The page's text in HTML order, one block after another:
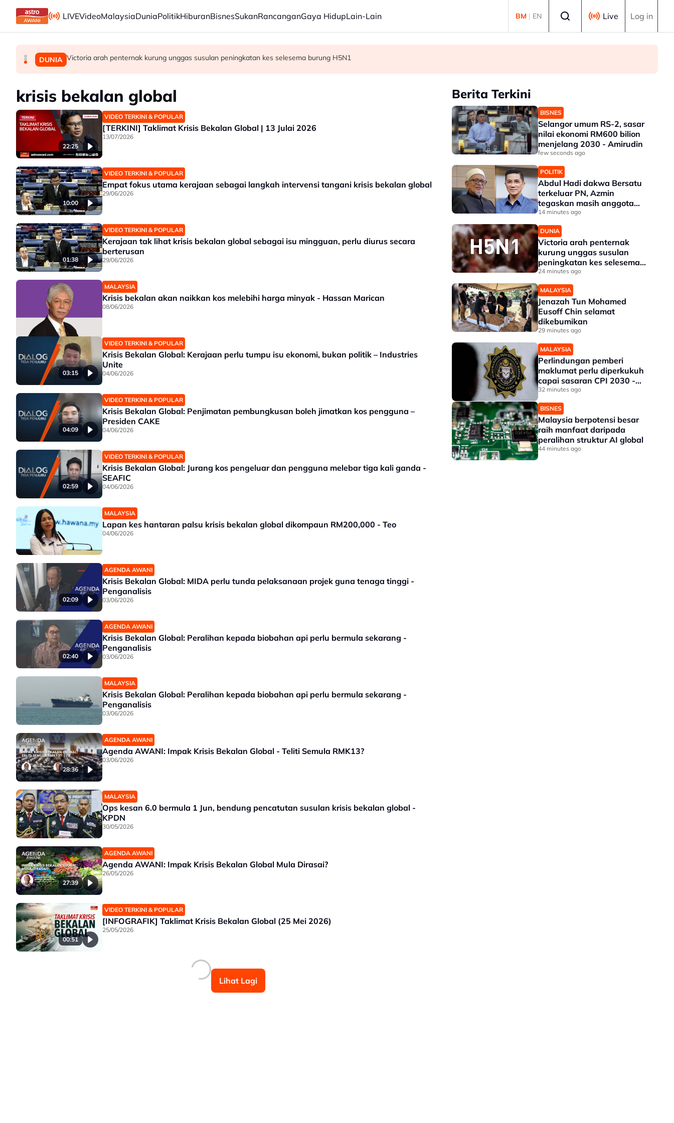
Skip to main content
LIVEVideoMalaysiaDuniaPolitikHiburanBisnesSukanRancanganGaya HidupLain-Lain BM | EN Live Log in
BISNES Selangor umum RS-2, sasar nilai ekonomi RM600 bilion menjelang 2030 - Amirudin
POLITIK Abdul Hadi dakwa Bersatu terkeluar PN, Azmin tegaskan masih anggota sah
DUNIA Victoria arah penternak kurung unggas susulan peningkatan kes selesema burung H5N1
krisis bekalan global
22:25
VIDEO TERKINI & POPULAR
[TERKINI] Taklimat Krisis Bekalan Global | 13 Julai 2026
13/07/2026
10:00
VIDEO TERKINI & POPULAR
Empat fokus utama kerajaan sebagai langkah intervensi tangani krisis bekalan global
29/06/2026
01:38
VIDEO TERKINI & POPULAR
Kerajaan tak lihat krisis bekalan global sebagai isu mingguan, perlu diurus secara
berterusan
29/06/2026
MALAYSIA
Krisis bekalan akan naikkan kos melebihi harga minyak - Hassan Marican
08/06/2026
03:15
VIDEO TERKINI & POPULAR
Krisis Bekalan Global: Kerajaan perlu tumpu isu ekonomi, bukan politik – Industries
Unite
04/06/2026
04:09
VIDEO TERKINI & POPULAR
Krisis Bekalan Global: Penjimatan pembungkusan boleh jimatkan kos pengguna –
Presiden CAKE
04/06/2026
02:59
VIDEO TERKINI & POPULAR
Krisis Bekalan Global: Jurang kos pengeluar dan pengguna melebar tiga kali ganda -
SEAFIC
04/06/2026
MALAYSIA
Lapan kes hantaran palsu krisis bekalan global dikompaun RM200,000 - Teo
04/06/2026
02:09
AGENDA AWANI
Krisis Bekalan Global: MIDA perlu tunda pelaksanaan projek guna tenaga tinggi -
Penganalisis
03/06/2026
02:40
AGENDA AWANI
Krisis Bekalan Global: Peralihan kepada biobahan api perlu bermula sekarang -
Penganalisis
03/06/2026
MALAYSIA
Krisis Bekalan Global: Peralihan kepada biobahan api perlu bermula sekarang -
Penganalisis
03/06/2026
28:36
AGENDA AWANI
Agenda AWANI: Impak Krisis Bekalan Global - Teliti Semula RMK13?
03/06/2026
MALAYSIA
Ops kesan 6.0 bermula 1 Jun, bendung pencatutan susulan krisis bekalan global -
KPDN
30/05/2026
27:39
AGENDA AWANI
Agenda AWANI: Impak Krisis Bekalan Global Mula Dirasai?
26/05/2026
00:51
VIDEO TERKINI & POPULAR
[INFOGRAFIK] Taklimat Krisis Bekalan Global (25 Mei 2026)
25/05/2026
Lihat Lagi
Berita Terkini
BISNES
Selangor umum RS-2, sasar
nilai ekonomi RM600 bilion
menjelang 2030 - Amirudin
few seconds ago
POLITIK
Abdul Hadi dakwa Bersatu
terkeluar PN, Azmin
tegaskan masih anggota
sah
14 minutes ago
DUNIA
Victoria arah penternak
kurung unggas susulan
peningkatan kes selesema
burung H5N1
24 minutes ago
MALAYSIA
Jenazah Tun Mohamed
Eusoff Chin selamat
dikebumikan
29 minutes ago
MALAYSIA
Perlindungan pemberi
maklumat perlu diperkukuh
capai sasaran CPI 2030 -
SPRM
32 minutes ago
BISNES
Malaysia berpotensi besar
raih manfaat daripada
peralihan struktur AI global
44 minutes ago